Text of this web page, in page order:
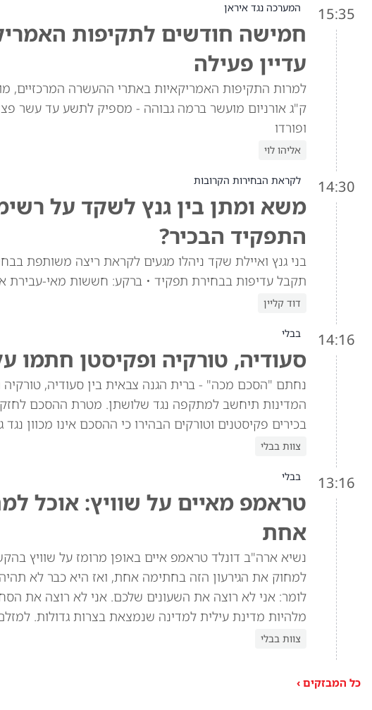
15:35 המערכה נגד איראן
חמישה חודשים לתקיפות
עדיין פעילה
ק"ג אורניום מועשר ברמה גבוהה - מספיק לתשע עד עשר
ופורדו
אליהו לוי
14:30 לקראת הבחירות הקרובות
משא ומתן בין גנץ לשקד על
התפקיד הבכיר?
בני גנץ ואיילת שקד ניהלו מגעים לקראת ריצה משותפת
תקבל עדיפות בבחירת תפקיד • ברקע: חששות מאי-עבירת
דוד קליין
14:16 בבלי
סעודיה, טורקיה ופקיסטן
נחתם "הסכם מכה" - ברית הגנה צבאית בין סעודיה,
המדינות תיחשב למתקפה נגד שלושתן. מטרת ההסכם
בכירים פקיסטנים וטורקים הבהירו כי ההסכם אינו מכוון
צוות בבלי
13:16 בבלי
טראמפ מאיים על שוויץ: אוכל
אחת
למחוק את הגירעון הזה בחתימה אחת, ואז היא כבר לא
מלהיות מדינת עילית למדינה שנמצאת בצרות גדולות.
צוות בבלי
כל המבזקים ›